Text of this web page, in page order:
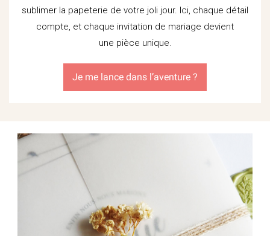
sublimer la papeterie de votre joli jour. Ici, chaque détail
compte, et chaque invitation de mariage devient
une pièce unique.
Je me lance dans l’aventure ?